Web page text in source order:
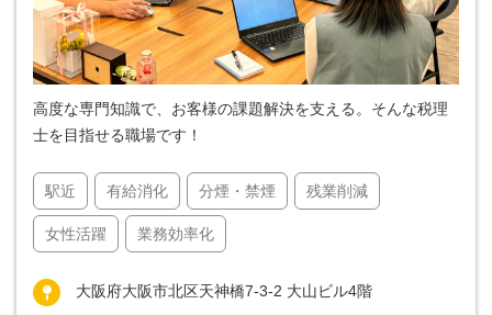
高度な専門知識で、お客様の課題解決を支える。そんな税理
士を目指せる職場です！
駅近 有給消化 分煙・禁煙 残業削減
女性活躍 業務効率化
大阪府大阪市北区天神橋7-3-2 大山ビル4階